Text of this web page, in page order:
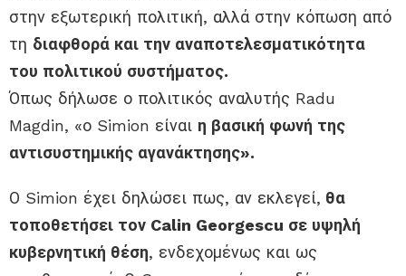
στην εξωτερική πολιτική, αλλά στην κόπωση από
τη διαφθορά και την αναποτελεσματικότητα
του πολιτικού συστήματος.
Όπως δήλωσε ο πολιτικός αναλυτής Radu
Magdin, «ο Simion είναι η βασική φωνή της
αντισυστημικής αγανάκτησης».
Ο Simion έχει δηλώσει πως, αν εκλεγεί, θα
τοποθετήσει τον Calin Georgescu σε υψηλή
κυβερνητική θέση, ενδεχομένως και ως